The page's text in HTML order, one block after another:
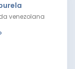
venezolana